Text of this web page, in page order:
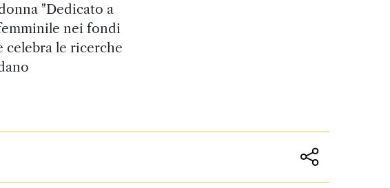
"Dedicato a
nei fondi
celebra le ricerche